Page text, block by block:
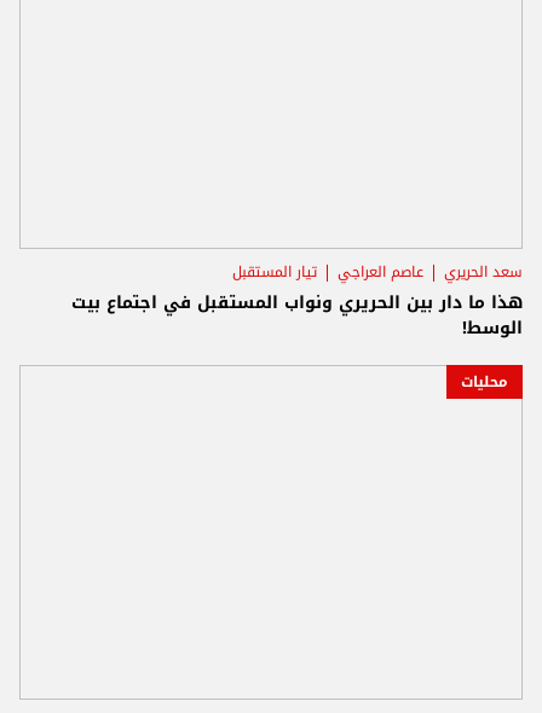
سعد الحريري عاصم العراجي تيار المستقبل
هذا ما دار بين الحريري ونواب المستقبل في اجتماع بيت
الوسط!
محليات